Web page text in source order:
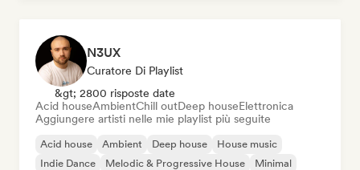
N3UX
Curatore Di Playlist
&gt; 2800 risposte date
Acid houseAmbientChill outDeep houseElettronica
Aggiungere artisti nelle mie playlist più seguite
Acid house Ambient Deep house
House music
Indie Dance
Melodic & Progressive House
Minimal